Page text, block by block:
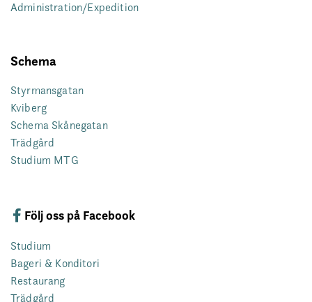
Administration/Expedition
Schema
Styrmansgatan
Kviberg
Schema Skånegatan
Trädgård
Studium MTG
Följ oss på Facebook
Studium
Bageri & Konditori
Restaurang
Trädgård